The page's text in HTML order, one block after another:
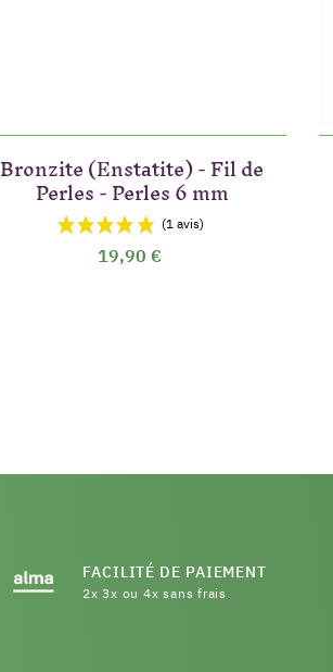
Bronzite (Enstatite) - Fil de
Perles - Perles 6 mm
19,90 €
FACILITÉ DE PAIEMENT
2x 3x ou 4x sans frais